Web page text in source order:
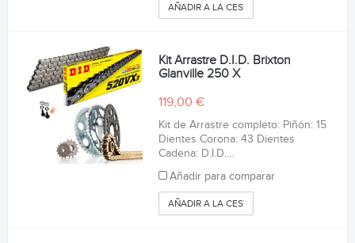
AÑADIR A LA CESTA
Kit Arrastre D.I.D. Brixton
Glanville 250 X
119,00 €
Kit de Arrastre completo: Piñón: 15
Dientes Corona: 43 Dientes
Cadena: D.I.D....
Añadir para comparar
AÑADIR A LA CESTA